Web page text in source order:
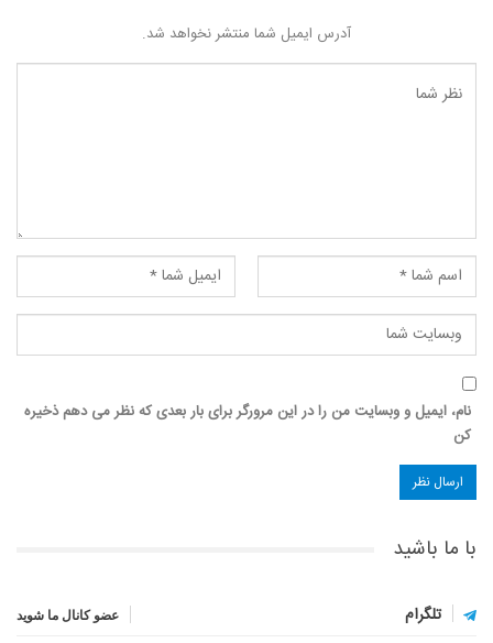
آدرس ایمیل شما منتشر نخواهد شد.
نام، ایمیل و وبسایت من را در این مرورگر برای بار بعدی که نظر می دهم ذخیره
کن
با ما باشید
تلگرام عضو کانال ما شوید